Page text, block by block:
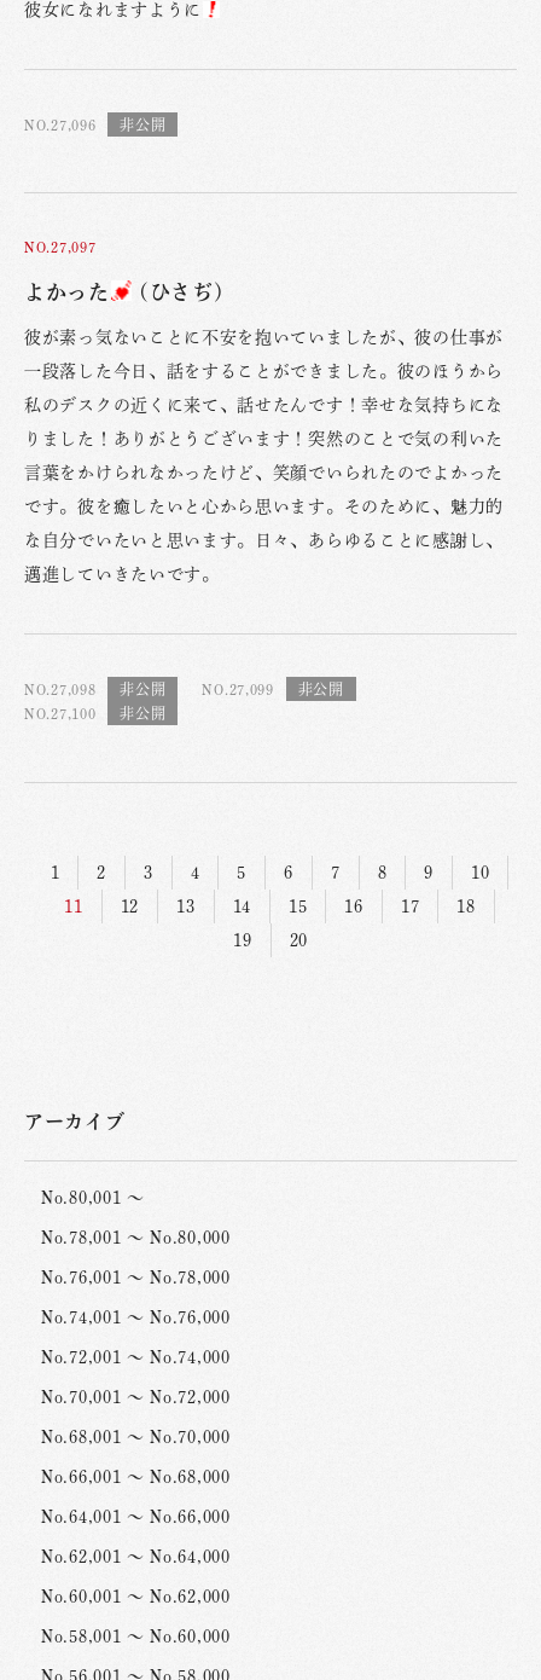
彼女になれますように
NO.27,096
NO.27,097
よかった (ひさぢ)
彼が素っ気ないことに不安を抱いていましたが、彼の仕事が
一段落した今日、話をすることができました。彼のほうから
私のデスクの近くに来て、話せたんです！幸せな気持ちにな
りました！ありがとうございます！突然のことで気の利いた
言葉をかけられなかったけど、笑顔でいられたのでよかった
です。彼を癒したいと心から思います。そのために、魅力的
な自分でいたいと思います。日々、あらゆることに感謝し、
邁進していきたいです。
NO.27,098
NO.27,099
NO.27,100
1 2 3 4 5 6 7 8 9
10
11
12 13 14 15 16 17
18
19
20
アーカイブ
No.80,001 ～
No.78,001 ～ No.80,000
No.76,001 ～ No.78,000
No.74,001 ～ No.76,000
No.72,001 ～ No.74,000
No.70,001 ～ No.72,000
No.68,001 ～ No.70,000
No.66,001 ～ No.68,000
No.64,001 ～ No.66,000
No.62,001 ～ No.64,000
No.60,001 ～ No.62,000
No.58,001 ～ No.60,000
No.56,001 ～ No.58,000